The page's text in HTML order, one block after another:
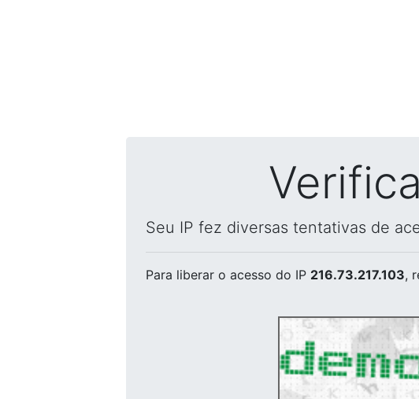
Seu IP fez diversas tentativas de
Para liberar o acesso do IP 216.73.217.103,